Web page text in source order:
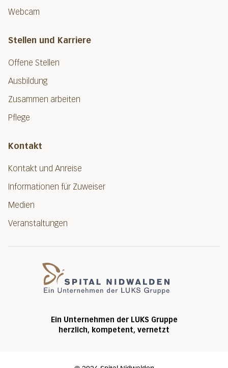
Webcam
Stellen und Karriere
Offene Stellen
Ausbildung
Zusammen arbeiten
Pflege
Kontakt
Kontakt und Anreise
Informationen für Zuweiser
Medien
Veranstaltungen
Ein Unternehmen der LUKS Gruppe
herzlich, kompetent, vernetzt